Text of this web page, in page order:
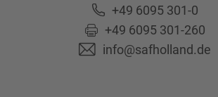
+49 6095 301-0
+49 6095 301-260
info@safholland.de